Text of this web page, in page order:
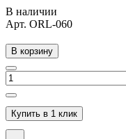
В наличии
Арт. ORL-060
В корзину
Купить в 1 клик